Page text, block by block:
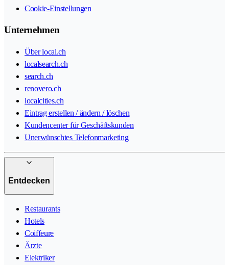
Cookie-Einstellungen
Unternehmen
Über local.ch
localsearch.ch
search.ch
renovero.ch
localcities.ch
Eintrag erstellen / ändern / löschen
Kundencenter für Geschäftskunden
Unerwünschtes Telefonmarketing
Entdecken
Restaurants
Hotels
Coiffeure
Ärzte
Elektriker